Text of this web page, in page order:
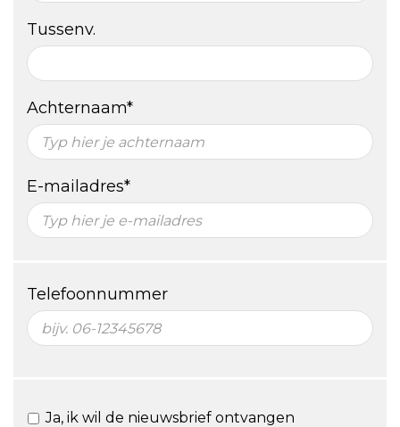
Tussenv.
Achternaam*
E-mailadres*
Telefoonnummer
Ja, ik wil de nieuwsbrief ontvangen